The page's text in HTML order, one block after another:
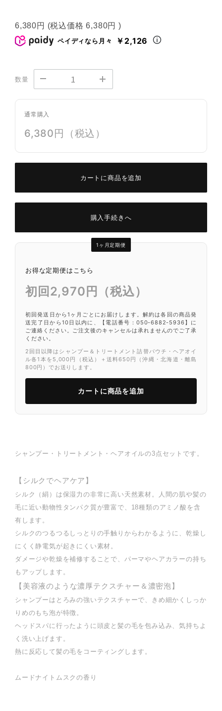
6,380円 (税込価格6,380円 )
ペイディなら月々 ￥2,126
数量
通常購入
6,380円（税込）
カートに商品を追加
購入手続きへ
1ヶ月定期便
お得な定期便はこちら
初回2,970円（税込）
初回発送日から1ヶ月ごとにお届けします。解約は各回の商品発
送完了日から10日以内に、【電話番号：050-6882-5936】に
ご連絡ください。ご注文後のキャンセルは承れませんのでご了承
ください。
2回目以降はシャンプー＆トリートメント詰替パウチ・ヘアオイ
ル各1本を5,000円（税込）＋送料650円（沖縄・北海道・離島
800円）でお送りします。
カートに商品を追加
シャンプー・トリートメント・ヘアオイルの3点セットです。
【シルクでヘアケア】
シルク（絹）は保湿力の非常に高い天然素材。人間の肌や髪の
毛に近い動物性タンパク質が豊富で、18種類のアミノ酸を含
有します。
シルクのつるつるしっとりの手触りからわかるように、乾燥し
にくく静電気が起きにくい素材。
ダメージや乾燥を補修することで、パーマやヘアカラーの持ち
もアップします。
【美容液のような濃厚テクスチャー＆濃密泡】
シャンプーはとろみの強いテクスチャーで、きめ細かくしっか
りめのもち泡が特徴。
ヘッドスパに行ったように頭皮と髪の毛を包み込み、気持ちよ
く洗い上げます。
熱に反応して髪の毛をコーティングします。
ムードナイトムスクの香り